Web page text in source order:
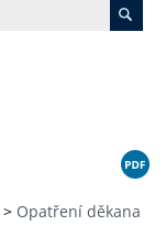
> Opatření děkana